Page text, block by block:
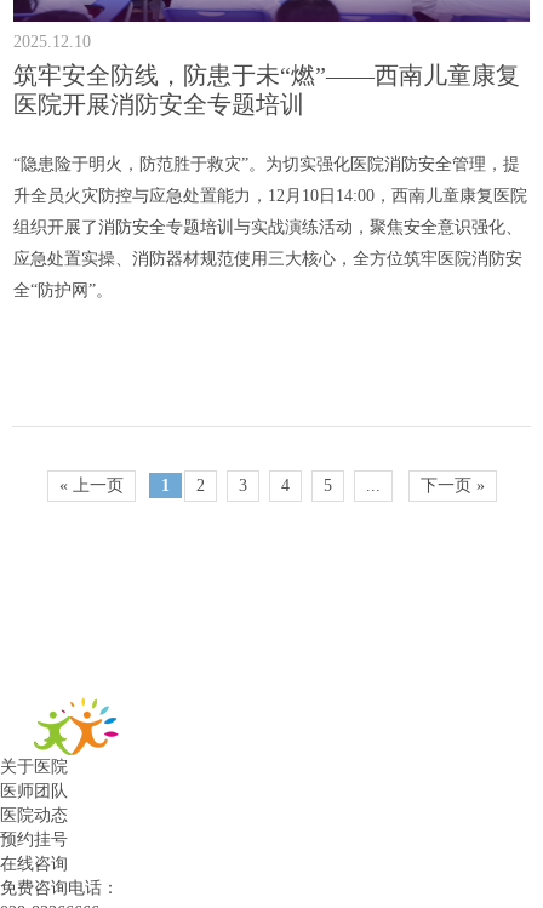
2025.12.10
筑牢安全防线，防患于未“燃”——西南儿童康复
医院开展消防安全专题培训
“隐患险于明火，防范胜于救灾”。为切实强化医院消防安全管理，提
升全员火灾防控与应急处置能力，12月10日14:00，西南儿童康复医院
组织开展了消防安全专题培训与实战演练活动，聚焦安全意识强化、
应急处置实操、消防器材规范使用三大核心，全方位筑牢医院消防安
全“防护网”。
« 上一页 1 2 3 4 5 ... 下一页 »
关于医院
医师团队
医院动态
预约挂号
在线咨询
免费咨询电话：